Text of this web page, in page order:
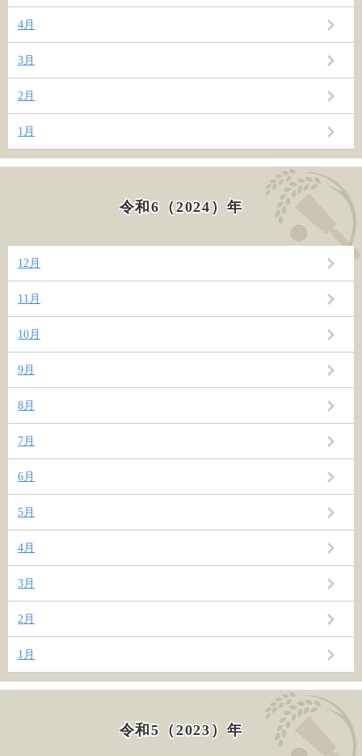
4月
3月
2月
1月
令和6（2024）年
12月
11月
10月
9月
8月
7月
6月
5月
4月
3月
2月
1月
令和5（2023）年